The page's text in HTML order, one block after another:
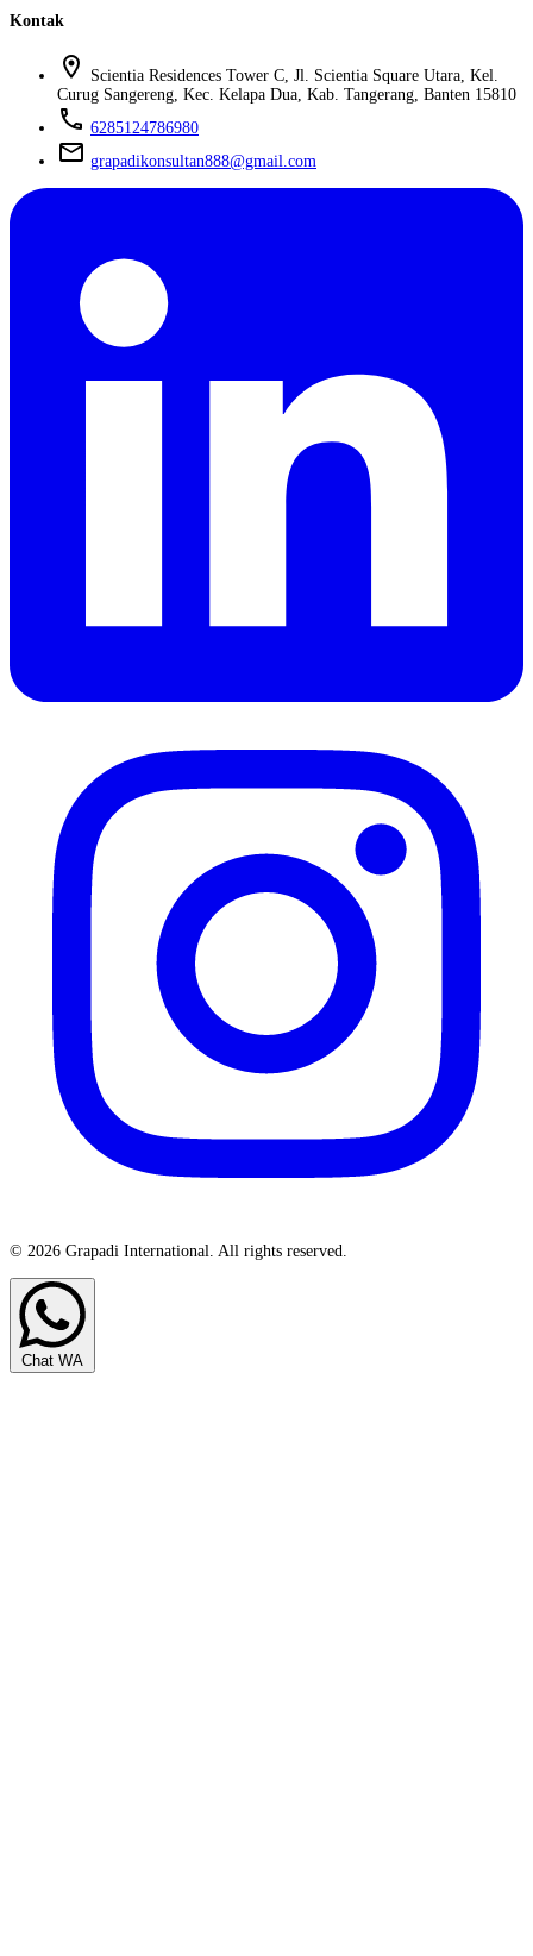
Kontak
location_on
Scientia Residences Tower C, Jl. Scientia Square Utara, Kel.
Curug Sangereng, Kec. Kelapa Dua, Kab. Tangerang, Banten 15810
phone 6285124786980
mail grapadikonsultan888@gmail.com
© 2026 Grapadi International. All rights reserved.
Chat WA